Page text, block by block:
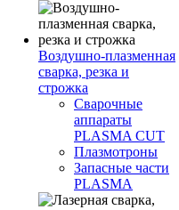
Воздушно-плазменная
сварка, резка и
строжка
Сварочные
аппараты
PLASMA CUT
Плазмотроны
Запасные части
PLASMA